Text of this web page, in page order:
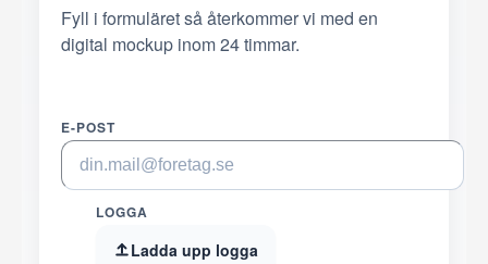
Fyll i formuläret så återkommer vi med en
digital mockup inom 24 timmar.
E-POST
LOGGA
Ladda upp logga